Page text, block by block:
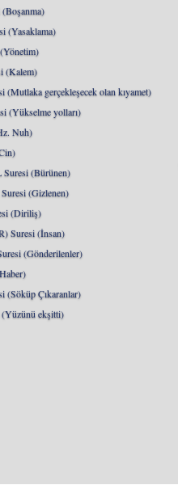
(Yasaklama)
(Kalem)
gerçekleşecek olan kıyamet)
(Yükselme yolları)
Nuh)
(Bürünen)
(Gizlenen)
(Diriliş)
Suresi (İnsan)
(Gönderilenler)
(Söküp Çıkaranlar)
ekşitti)